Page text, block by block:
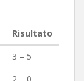
Risultato
3 – 5